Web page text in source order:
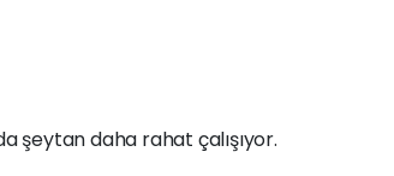
şeytan daha rahat çalışıyor.